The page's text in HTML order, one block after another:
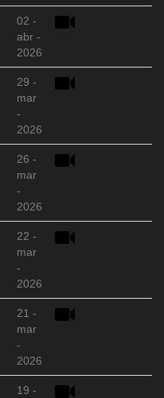
02 -
abr -
2026
29 -
mar
-
2026
26 -
mar
-
2026
22 -
mar
-
2026
21 -
mar
-
2026
19 -